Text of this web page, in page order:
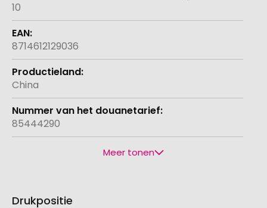
10
8714612129036
China
85444290
Meer tonen
Drukpositie